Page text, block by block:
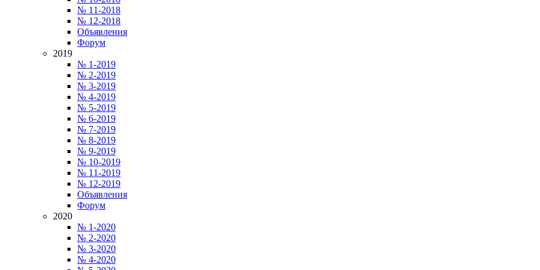
№ 11-2018
№ 12-2018
Объявления
Форум
2019
№ 1-2019
№ 2-2019
№ 3-2019
№ 4-2019
№ 5-2019
№ 6-2019
№ 7-2019
№ 8-2019
№ 9-2019
№ 10-2019
№ 11-2019
№ 12-2019
Объявления
Форум
2020
№ 1-2020
№ 2-2020
№ 3-2020
№ 4-2020